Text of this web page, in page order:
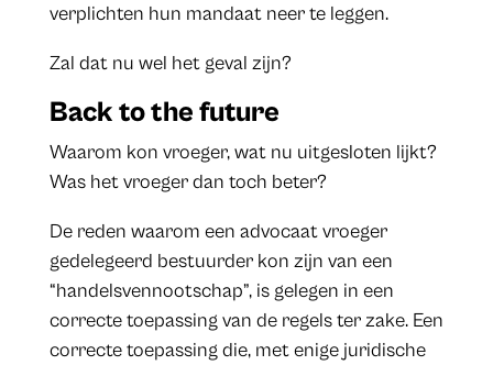
verplichten hun mandaat neer te leggen.
Zal dat nu wel het geval zijn?
Back to the future
Waarom kon vroeger, wat nu uitgesloten lijkt?
Was het vroeger dan toch beter?
De reden waarom een advocaat vroeger
gedelegeerd bestuurder kon zijn van een
“handelsvennootschap”, is gelegen in een
correcte toepassing van de regels ter zake. Een
correcte toepassing die, met enige juridische